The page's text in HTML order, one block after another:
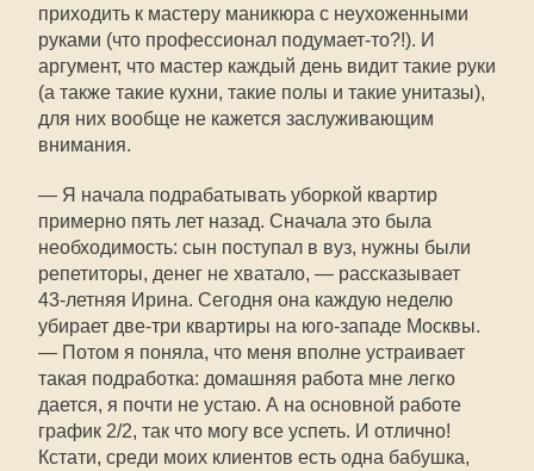
приходить к мастеру маникюра с неухоженными
руками (что профессионал подумает-то?!). И
аргумент, что мастер каждый день видит такие руки
(а также такие кухни, такие полы и такие унитазы),
для них вообще не кажется заслуживающим
внимания.
— Я начала подрабатывать уборкой квартир
примерно пять лет назад. Сначала это была
необходимость: сын поступал в вуз, нужны были
репетиторы, денег не хватало, — рассказывает
43‑летняя Ирина. Сегодня она каждую неделю
убирает две-три квартиры на юго-западе Москвы.
— Потом я поняла, что меня вполне устраивает
такая подработка: домашняя работа мне легко
дается, я почти не устаю. А на основной работе
график 2/2, так что могу все успеть. И отлично!
Кстати, среди моих клиентов есть одна бабушка,